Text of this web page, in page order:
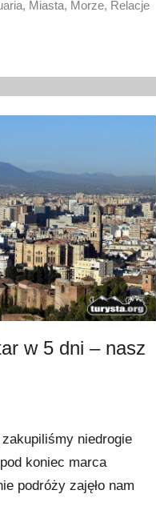
, Miasta, Morze, Relacje
w 5 dni – nasz
niedrogie
koniec marca
podróży zajęło nam